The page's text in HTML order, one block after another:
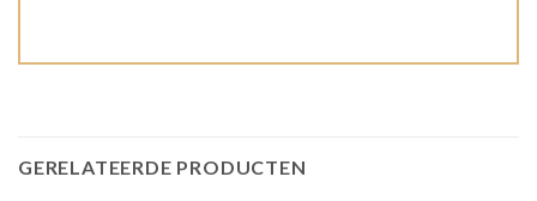
GERELATEERDE PRODUCTEN